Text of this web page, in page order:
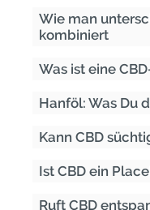
Wie man
kombiniert
Was ist eine
Hanföl: Was Du
Kann CBD
Ist CBD ein
Ruft CBD